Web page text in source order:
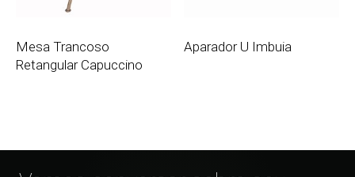
Mesa Trancoso
Retangular Capuccino
Aparador U Imbuia